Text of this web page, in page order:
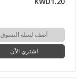
أضف لسلة التسوق
اشتري الآن